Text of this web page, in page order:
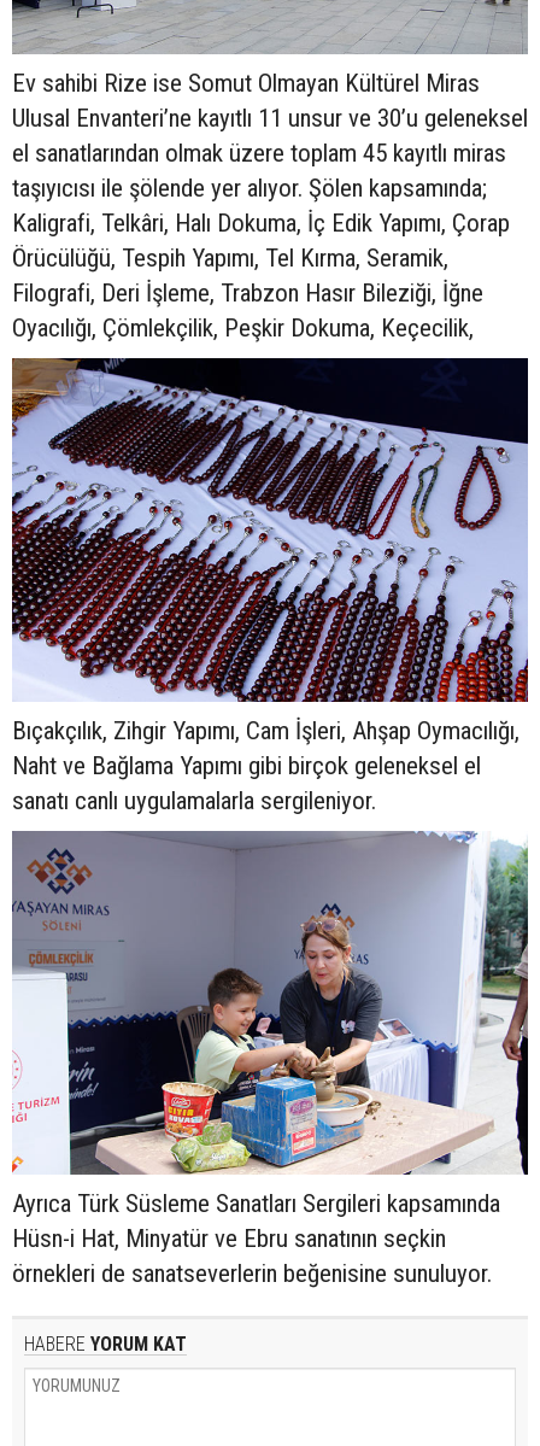
Ev sahibi Rize ise Somut Olmayan Kültürel Miras
Ulusal Envanteri’ne kayıtlı 11 unsur ve 30’u geleneksel
el sanatlarından olmak üzere toplam 45 kayıtlı miras
taşıyıcısı ile şölende yer alıyor. Şölen kapsamında;
Kaligrafi, Telkâri, Halı Dokuma, İç Edik Yapımı, Çorap
Örücülüğü, Tespih Yapımı, Tel Kırma, Seramik,
Filografi, Deri İşleme, Trabzon Hasır Bileziği, İğne
Oyacılığı, Çömlekçilik, Peşkir Dokuma, Keçecilik,
Bıçakçılık, Zihgir Yapımı, Cam İşleri, Ahşap Oymacılığı,
Naht ve Bağlama Yapımı gibi birçok geleneksel el
sanatı canlı uygulamalarla sergileniyor.
Ayrıca Türk Süsleme Sanatları Sergileri kapsamında
Hüsn-i Hat, Minyatür ve Ebru sanatının seçkin
örnekleri de sanatseverlerin beğenisine sunuluyor.
HABERE YORUM KAT